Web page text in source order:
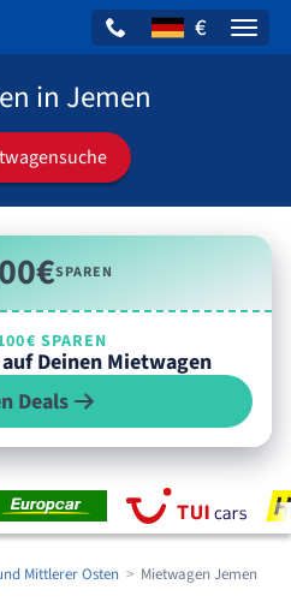
€
in Jemen
SPAREN
SPAREN
Deinen Mietwagen
Deals
Mittlerer Osten Mietwagen Jemen